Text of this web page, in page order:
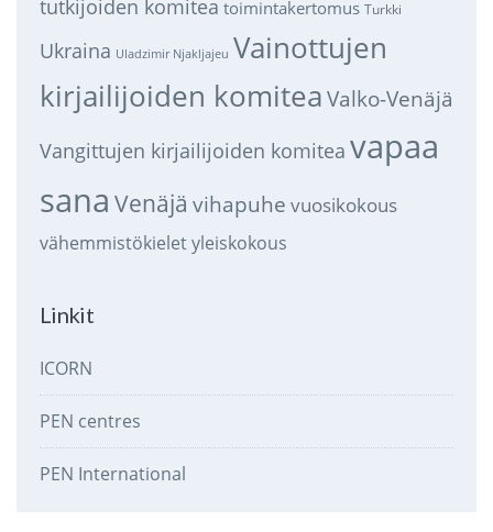
tutkijoiden komitea toimintakertomus Turkki
Ukraina Uladzimir Njakljajeu Vainottujen
kirjailijoiden komitea Valko-Venäjä
Vangittujen kirjailijoiden komitea vapaa
sana Venäjä vihapuhe vuosikokous
vähemmistökieletyleiskokous
Linkit
ICORN
PEN centres
PEN International